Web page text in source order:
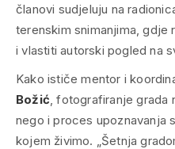
članovi sudjeluju na
terenskim snimanjima, gdje
i vlastiti autorski pogled na
Kako ističe mentor i
Božić , fotografiranje grada
nego i proces upoznavanja
kojem živimo. „Šetnja